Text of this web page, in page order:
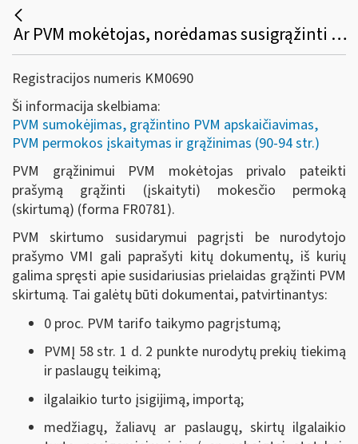
Ar PVM mokėtojas, norėdamas susigrąžinti PVM, privalo pateikti prašymą?
Registracijos numeris KM0690
Ši informacija skelbiama:
PVM sumokėjimas, grąžintino PVM apskaičiavimas,
PVM permokos įskaitymas ir grąžinimas (90-94 str.)
PVM grąžinimui PVM mokėtojas privalo pateikti
prašymą grąžinti (įskaityti) mokesčio permoką
(skirtumą) (forma FR0781).
PVM skirtumo susidarymui pagrįsti be nurodytojo
prašymo VMI gali paprašyti kitų dokumentų, iš kurių
galima spręsti apie susidariusias prielaidas grąžinti PVM
skirtumą. Tai galėtų būti dokumentai, patvirtinantys:
0 proc. PVM tarifo taikymo pagrįstumą;
PVMĮ 58 str. 1 d. 2 punkte nurodytų prekių tiekimą
ir paslaugų teikimą;
ilgalaikio turto įsigijimą, importą;
medžiagų, žaliavų ar paslaugų, skirtų ilgalaikio